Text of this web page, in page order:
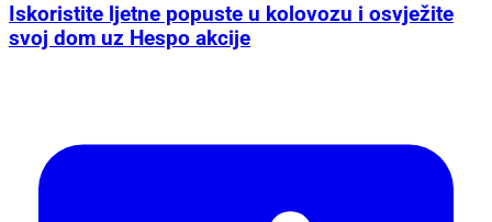
Iskoristite ljetne popuste u kolovozu i osvježite
svoj dom uz Hespo akcije